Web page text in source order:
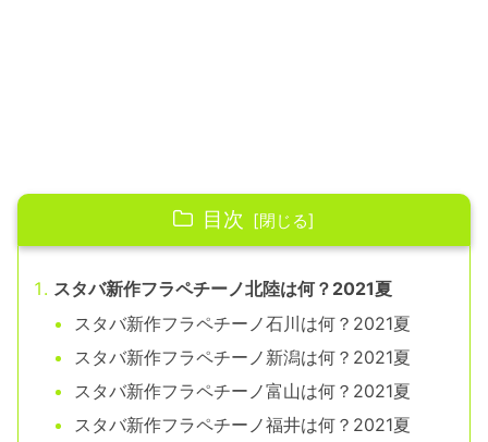
目次
スタバ新作フラペチーノ北陸は何？2021夏
スタバ新作フラペチーノ石川は何？2021夏
スタバ新作フラペチーノ新潟は何？2021夏
スタバ新作フラペチーノ富山は何？2021夏
スタバ新作フラペチーノ福井は何？2021夏